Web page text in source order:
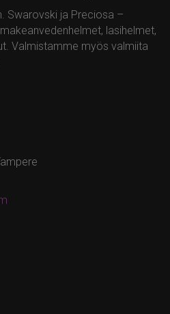
Swarovski ja Preciosa –
lasihelmet,
Valmistamme myös valmiita